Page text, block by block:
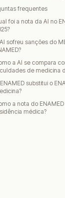
frequentes
foi a nota da AI no
sofreu sanções do
a AI se compara
de medicina
substitui o
a nota do
médica?